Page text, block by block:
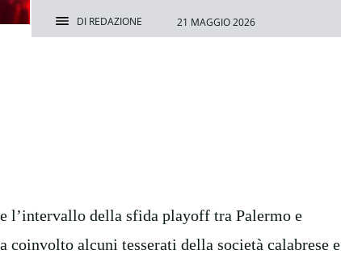
DI REDAZIONE 21 MAGGIO 2026
l’intervallo della sfida playoff tra Palermo e
coinvolto alcuni tesserati della società calabrese e